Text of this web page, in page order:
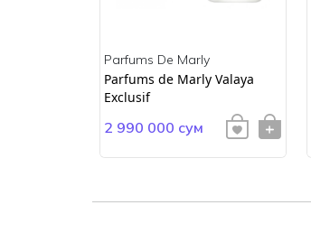
Parfums De Marly
Parfums de Marly Valaya
Exclusif
2 990 000 сум